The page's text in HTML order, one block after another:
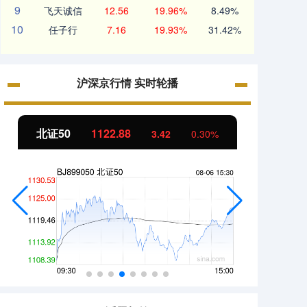
9 飞天诚信 12.56 19.96% 8.49%
10 任子行 7.16 19.93% 31.42%
沪深京行情 实时轮播
北证50 1122.88 3.42 0.30%